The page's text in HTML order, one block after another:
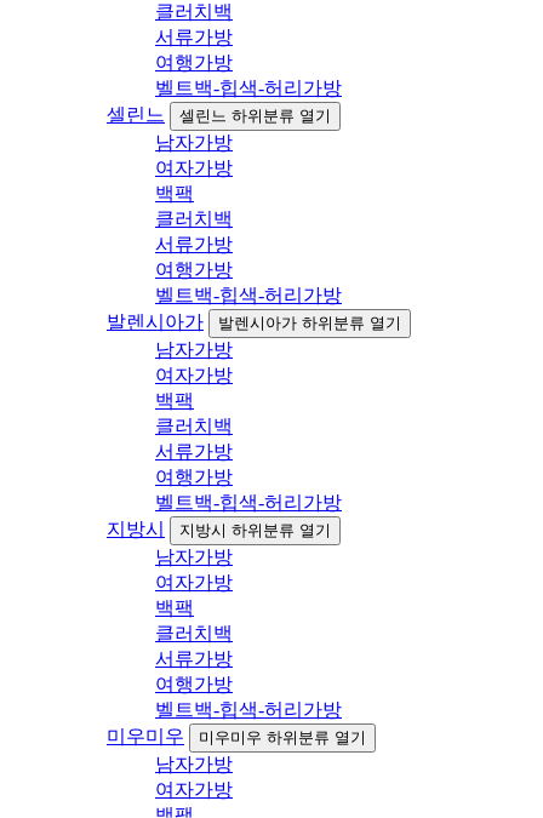
클러치백
서류가방
여행가방
벨트백-힙색-허리가방
셀린느
셀린느 하위분류 열기
남자가방
여자가방
백팩
클러치백
서류가방
여행가방
벨트백-힙색-허리가방
발렌시아가
발렌시아가 하위분류 열기
남자가방
여자가방
백팩
클러치백
서류가방
여행가방
벨트백-힙색-허리가방
지방시
지방시 하위분류 열기
남자가방
여자가방
백팩
클러치백
서류가방
여행가방
벨트백-힙색-허리가방
미우미우
미우미우 하위분류 열기
남자가방
여자가방